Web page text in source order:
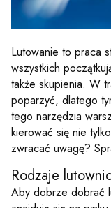
Lutowanie to praca
wszystkich
także skupienia. W
poparzyć, dlatego
tego narzędzia
kierować się nie
zwracać uwagę?
Rodzaje lutownic
Aby dobrze dobrać